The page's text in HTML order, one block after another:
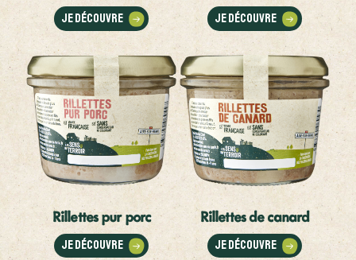
Je découvre Je découvre
Rillettes pur porc
Je découvre
Rillettes de canard
Je découvre